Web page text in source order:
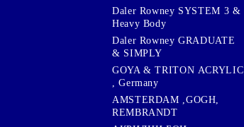
Daler Rowney SYSTEM 3 &
Heavy Body
Daler Rowney GRADUATE
& SIMPLY
GOYA & TRITON АCRYLIC
, Germany
AMSTERDAM ,GOGH,
REMBRANDT